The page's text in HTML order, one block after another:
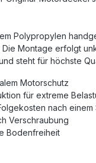
Polypropylen
Montage erfolgt
steht für höchste
Motorschutz
für extreme
nach einem
Verschraubung
Bodenfreiheit